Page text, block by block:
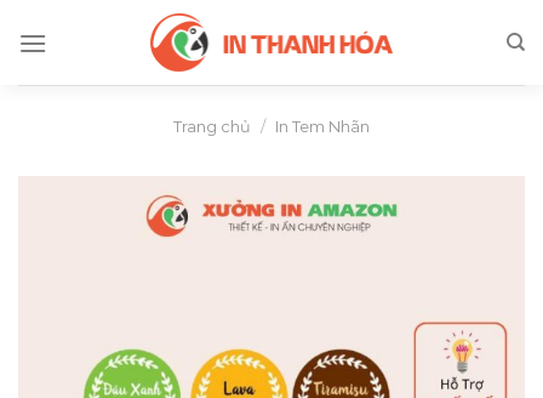
Trang chủ / In Tem Nhãn